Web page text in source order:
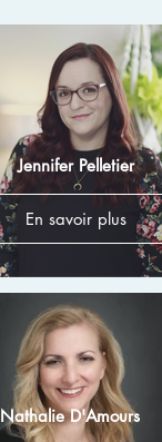
Jennifer Pelletier
En savoir plus
Nathalie D'Amours